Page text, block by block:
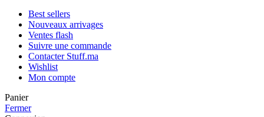
Best sellers
Nouveaux arrivages
Ventes flash
Suivre une commande
Contacter Stuff.ma
Wishlist
Mon compte
Panier
Fermer